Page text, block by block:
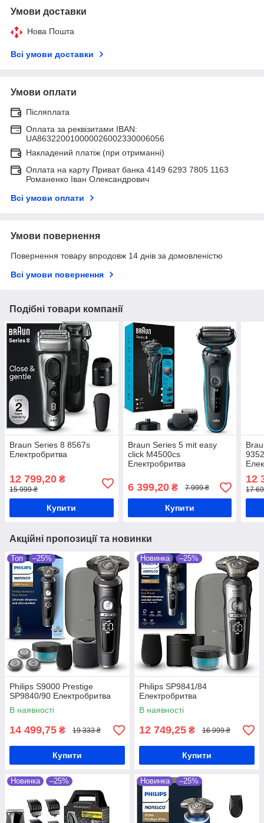
Умови доставки
Нова Пошта
Всі умови доставки
Умови оплати
Післяплата
Оплата за реквізитами IBAN:
UA863220010000026002330006056
Накладений платіж (при отриманні)
Оплата на карту Приват банка 4149 6293 7805 1163
Романенко Іван Олександрович
Всі умови оплати
Умови повернення
Повернення товару впродовж 14 днів за домовленістю
Всі умови повернення
Подібні товари компанії
Braun Series 8 8567s
Електробритва
12 799,20 ₴
15 999 ₴
Купити
Braun Series 5 mit easy
click M4500cs
Електробритва
6 399,20₴ 7 999 ₴
Купити
12
17
Акційні пропозиції та новинки
Топ –25%
Philips S9000 Prestige
SP9840/90 Електробритва
В наявності
14 499,75 ₴ 19 333 ₴
Купити
Новинка –25%
Philips SP9841/84
Електробритва
В наявності
12 749,25 ₴ 16 999 ₴
Купити
Новинка –25% Новинка –25%